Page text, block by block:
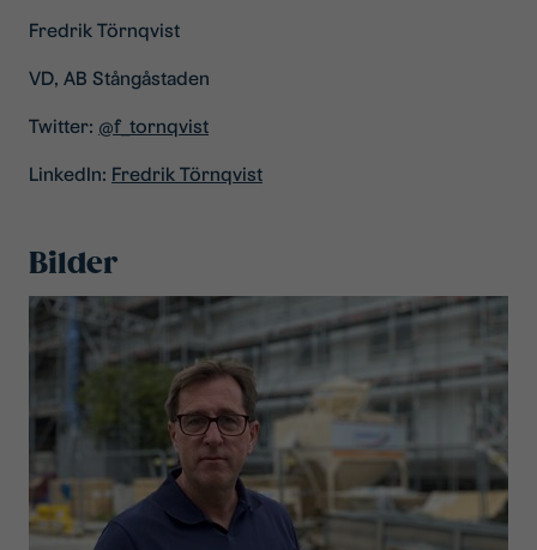
Fredrik Törnqvist
VD, AB Stångåstaden
Twitter: @f_tornqvist
LinkedIn: Fredrik Törnqvist
Bilder